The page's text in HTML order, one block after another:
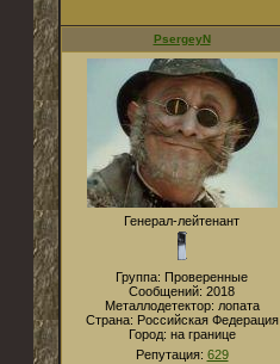
PsergeyN
Генерал-лейтенант
Группа: Проверенные
Сообщений: 2018
Металлодетектор: лопата
Страна: Российская Федерация
Город: на границе
Репутация: 629